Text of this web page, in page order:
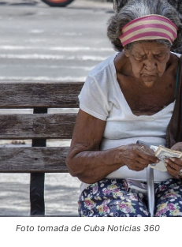
Foto tomada de Cuba Noticias 360